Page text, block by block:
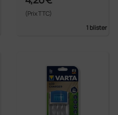
(Prix TTC)
1 blister